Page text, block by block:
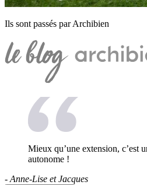
Ils sont passés par Archibien
Mieux qu’une extension, c’est
autonome !
- Anne-Lise et Jacques